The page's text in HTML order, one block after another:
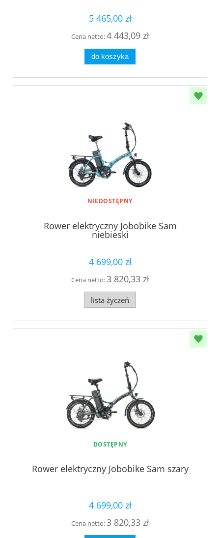
5 465,00 zł
Cena netto:4 443,09 zł
do koszyka
NIEDOSTĘPNY
Rower elektryczny Jobobike Sam
niebieski
4 699,00 zł
Cena netto:3 820,33 zł
lista życzeń
DOSTĘPNY
Rower elektryczny Jobobike Sam szary
4 699,00 zł
Cena netto:3 820,33 zł